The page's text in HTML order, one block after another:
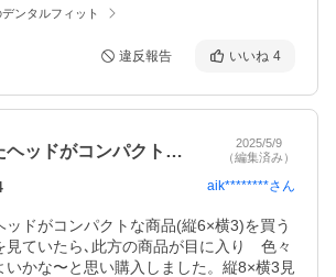
ンタルフィット
違反報告 いいね 4
歯医者で買ったヘッドがコンパクトな商品…
2025/5/9
（編集済み）
aik********さん
ッドがコンパクトな商品(縦6×横3)を買う
ていたら､此方の商品が目に入り　色々
いかな〜と思い購入しました。縦8×横3見